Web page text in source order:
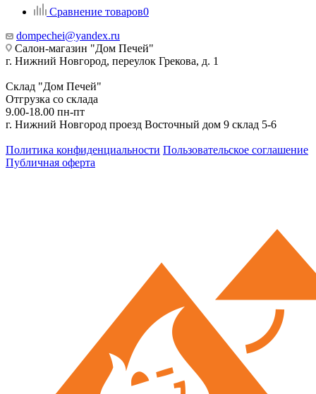
Сравнение товаров0
dompechei@yandex.ru
Салон-магазин "Дом Печей"
г. Нижний Новгород, переулок Грекова, д. 1
Склад "Дом Печей"
Отгрузка со склада
9.00-18.00 пн-пт
г. Нижний Новгород проезд Восточный дом 9 склад 5-6
Политика конфиденциальности Пользовательское соглашение
Публичная оферта